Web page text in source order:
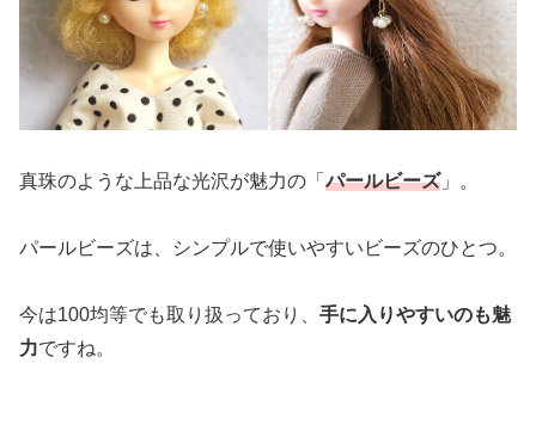
真珠のような上品な光沢が魅力の「パールビーズ」。
パールビーズは、シンプルで使いやすいビーズのひとつ。
今は100均等でも取り扱っており、 手に入りやすいのも魅
力ですね。